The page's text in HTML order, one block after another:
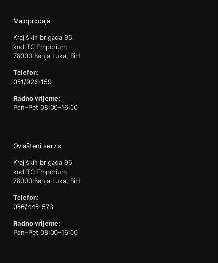
Maloprodaja
Krajiških brigada 95
kod TC Emporium
78000 Banja Luka, BiH
Telefon:
051/926-159
Radno vrijeme:
Pon–Pet 08:00–16:00
Ovlašteni servis
Krajiških brigada 95
kod TC Emporium
78000 Banja Luka, BiH
Telefon:
066/446-573
Radno vrijeme:
Pon–Pet 08:00–16:00